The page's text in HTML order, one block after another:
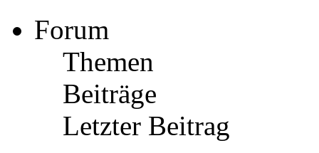
Forum
Themen
Beiträge
Letzter Beitrag